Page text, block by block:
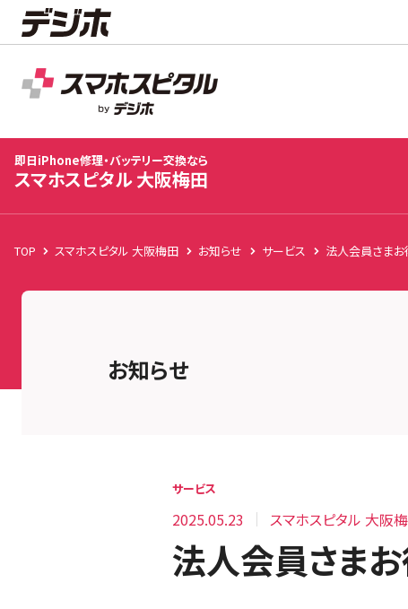
スマホスピタル 大阪梅田
店舗TOP 修理料金 修理速報 お客様の声 お知
即日iPhone修理・バッテリー交換なら
スマホスピタル 大阪梅田
TOP スマホスピタル 大阪梅田 お知らせ サービス 法人会員さま
お知らせ
サービス
2025.05.23 スマホスピタル 大阪
法人会員さま